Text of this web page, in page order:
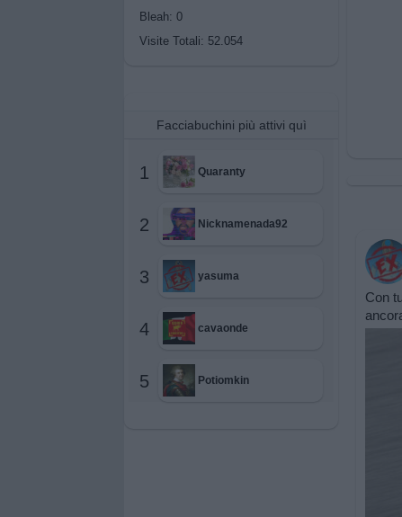
Bleah: 0
Visite Totali: 52.054
Facciabuchini più attivi quì
1 Quaranty
2 Nicknamenada92
3 yasuma
4 cavaonde
5 Potiomkin
Con